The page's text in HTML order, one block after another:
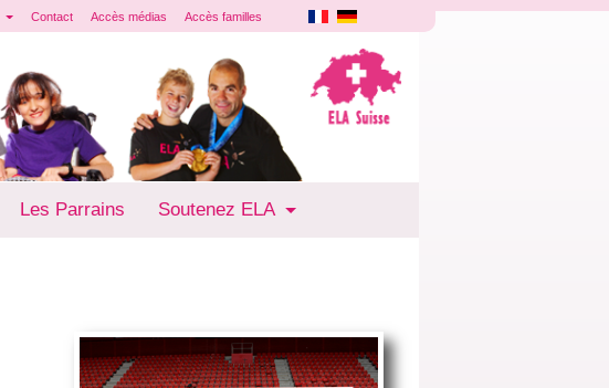
Contact Accès médias Accès familles
Les Parrains Soutenez ELA